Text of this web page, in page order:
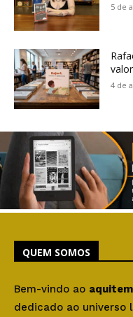
5 de
4 de
QUEM SOMOS
Bem-vindo ao
dedicado ao universo